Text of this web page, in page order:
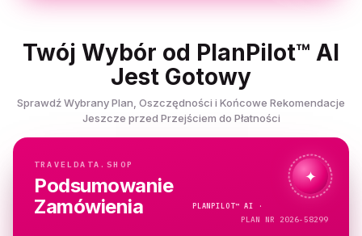
Twój Wybór od PlanPilot™ AI
Jest Gotowy
Sprawdź Wybrany Plan, Oszczędności i Końcowe Rekomendacje
Jeszcze przed Przejściem do Płatności
TRAVELDATA.SHOP
Podsumowanie
Zamówienia
✦
PLANPILOT™AI ·
PLAN NR 2026-58299